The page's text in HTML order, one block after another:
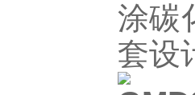
涂碳
套设